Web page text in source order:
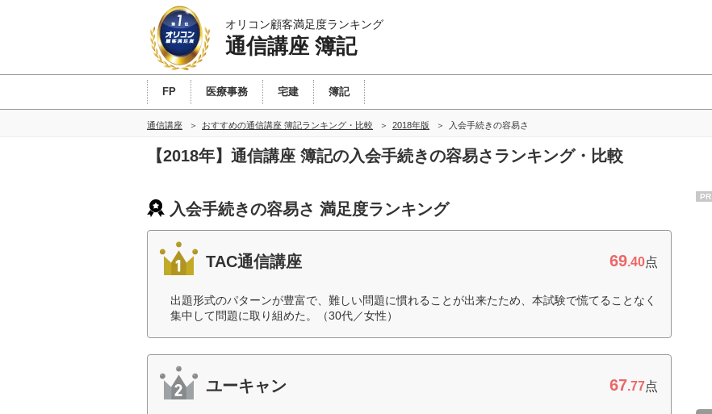
オリコン顧客満足度ランキング
通信講座 簿記
FP 医療事務 宅建 簿記
通信講座 おすすめの通信講座 簿記ランキング・比較 2018年版 入会手続きの容易さ
【2018年】通信講座 簿記の入会手続きの容易さランキング・比較
入会手続きの容易さ 満足度ランキング
TAC通信講座 69.40点
出題形式のパターンが豊富で、難しい問題に慣れることが出来たため、本試験で慌てることなく
集中して問題に取り組めた。（30代／女性）
ユーキャン 67.77点
PR